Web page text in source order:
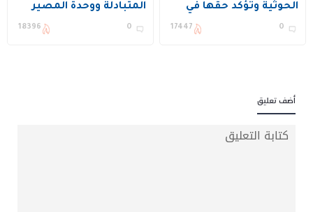
الحوثية وتؤكد حقها في
الدفاع عن النفس
0
17447
المتبادلة ووحدة المصير
بين المملكة وتركيا
0
18396
أضف تعليق